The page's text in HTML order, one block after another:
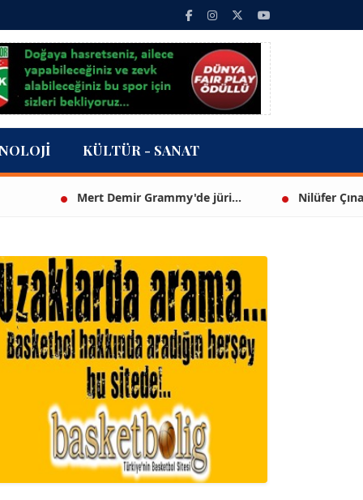
KÜLTÜR - SANAT
Mert Demir Grammy'de jüri... Nilüfer Çınarlı
A. BAHRİ VRESKALA
Köşe Yazarı
ESAT ERÇETİNGÖZ